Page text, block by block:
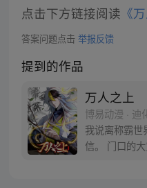
点击下方链接阅读 《
答案问题点击 举报反馈
提到的作品
万人之上
博易动漫 · 迪
我说离称霸世
信。 门口的